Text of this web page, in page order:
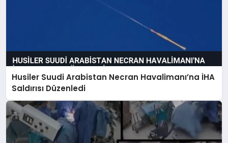
Husiler Suudi Arabistan Necran Havalimanı’na İHA
Saldırısı Düzenledi